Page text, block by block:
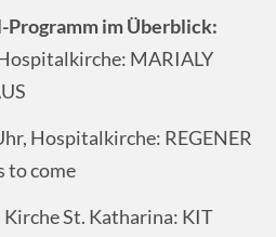
Programm im Überblick:
MARIALY
Hospitalkirche: REGENER
to come
Kirche St. Katharina: KIT